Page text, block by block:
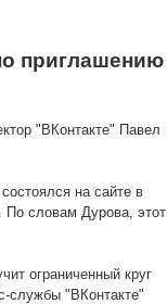
приглашению
"ВКонтакте" Павел
на сайте в
По словам Дурова, этот
ограниченный круг
службы "ВКонтакте"